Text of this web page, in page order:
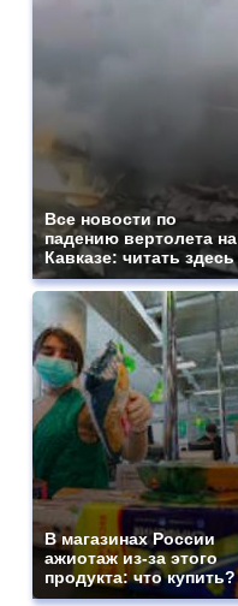
Все новости по
падению вертолета на
Кавказе: читать здесь
В магазинах России
ажиотаж из-за этого
продукта: что купить?